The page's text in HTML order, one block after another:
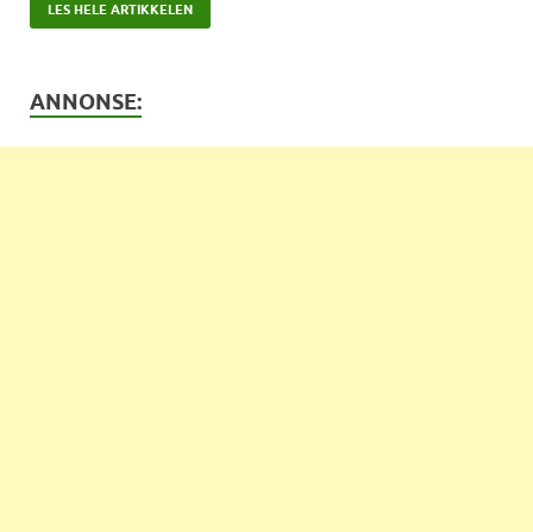
LES HELE ARTIKKELEN
ANNONSE: